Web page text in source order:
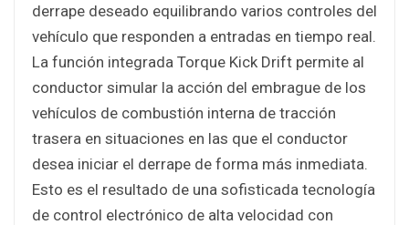
derrape deseado equilibrando varios controles del
vehículo que responden a entradas en tiempo real.
La función integrada Torque Kick Drift permite al
conductor simular la acción del embrague de los
vehículos de combustión interna de tracción
trasera en situaciones en las que el conductor
desea iniciar el derrape de forma más inmediata.
Esto es el resultado de una sofisticada tecnología
de control electrónico de alta velocidad con